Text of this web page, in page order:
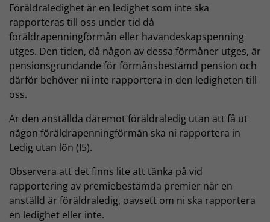
Föräldraledighet är en ledighet som inte ska
rapporteras till oss under tid då
föräldrapenningförmån eller havandeskapspenning
utges. Den tiden, då någon av dessa förmåner utges, är
pensionsgrundande för förmånsbestämd pension och
därför behöver ni inte rapportera in den ledigheten till
oss.
Är den anställda däremot föräldraledig utan att få ut
någon föräldrapenningförmån ska ni rapportera in
Ledig utan lön (I5).
Observera att det finns lite att tänka på vid
rapportering av premiebestämda premier när en
anställd är föräldraledig, oavsett om ni ska rapportera
en ledighet eller inte.